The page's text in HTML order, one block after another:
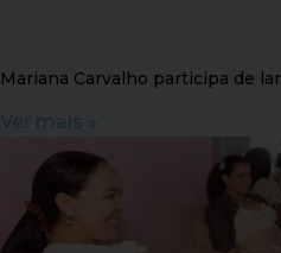
Mariana Carvalho participa de
Ver mais »